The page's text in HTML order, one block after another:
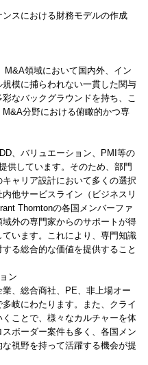
スにおける財務モデルの作成
領域において国内外、イン
模に捕らわれない一貫した関与
なバックグラウンドを持ち、こ
分野における俯瞰的かつ専
、バリュエーション、PMI等の
供しています。そのため、部門
ャリア設計において多くの選択
他サービスライン（ビジネスリ
Thorntonの各国メンバーファ
外の専門家からのサポートが得
います。これにより、専門知識
る総合的な価値を提供すること
ン
、総合商社、PE、非上場オー
岐にわたります。また、クライ
ことで、様々なカルチャーを体
ボーダー案件も多く、各国メン
視野を持って活躍する機会が提